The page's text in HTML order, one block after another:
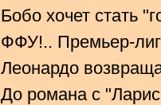
Бобо хочет стать
ФФУ!.. Премьер-
Леонардо
До романа с